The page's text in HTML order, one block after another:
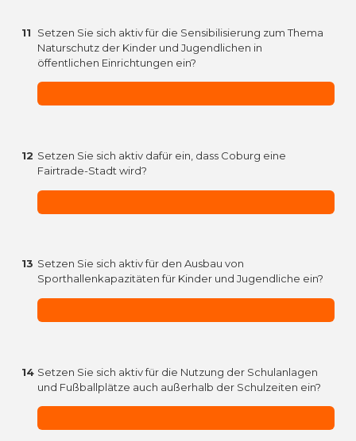
11
Setzen Sie sich aktiv für die Sensibilisierung zum Thema
Naturschutz der Kinder und Jugendlichen in
öffentlichen Einrichtungen ein?
12 Setzen Sie sich aktiv dafür ein, dass Coburg eine
Fairtrade-Stadt wird?
13 Setzen Sie sich aktiv für den Ausbau von
Sporthallenkapazitäten für Kinder und Jugendliche ein?
14 Setzen Sie sich aktiv für die Nutzung der Schulanlagen
und Fußballplätze auch außerhalb der Schulzeiten ein?